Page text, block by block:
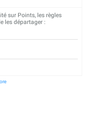
sur Points, les règles
les départager :